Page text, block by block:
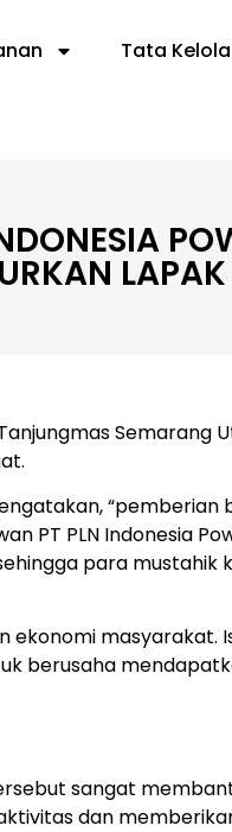
Tata Kelola
Semarang
“pemberian
PT PLN Indonesia
para mustahik
ekonomi masyarakat.
berusaha
sangat
dan